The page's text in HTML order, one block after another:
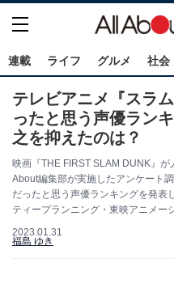
連載 ライフ グルメ 社会
テレビアニメ『スラ
ったと思う声優ラン
之を抑えたのは？
映画『THE FIRST SLAM DUNK』が
About編集部が実施したアンケート
だったと思う声優ランキングを発
ティープランニング・東映アニメー
2023.01.31
福島 ゆき